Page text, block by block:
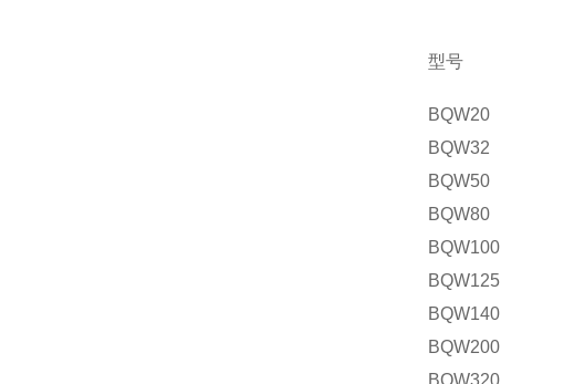
型号
BQW20
BQW32
BQW50
BQW80
BQW100
BQW125
BQW140
BQW200
BQW320